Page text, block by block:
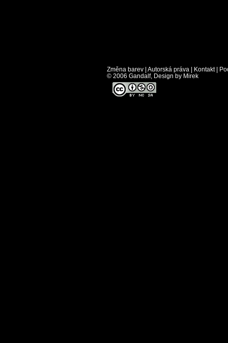
Změna barev Autorská práva Kontakt|
© 2006 Gandalf, Design by Mirek